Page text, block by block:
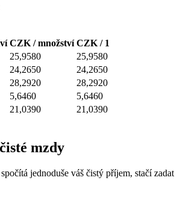
CZK / množství CZK / 1
25,9580
25,9580
24,2650
24,2650
28,2920
28,2920
5,6460
5,6460
21,0390
21,0390
mzdy
jednoduše váš čistý příjem, stačí zadat